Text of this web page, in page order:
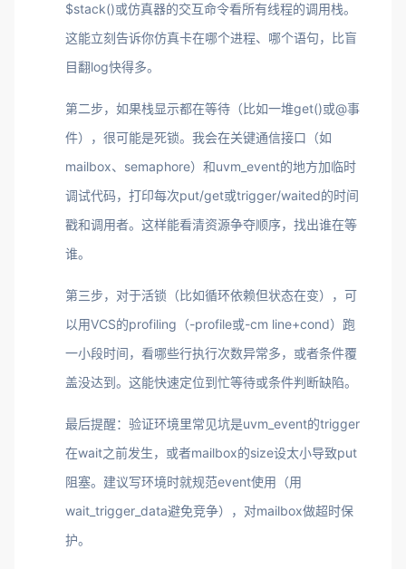
$stack()或仿真器的交互命令看所有线程的调用栈。
这能立刻告诉你仿真卡在哪个进程、哪个语句，比盲
目翻log快得多。
第二步，如果栈显示都在等待（比如一堆get()或@事
件），很可能是死锁。我会在关键通信接口（如
mailbox、semaphore）和uvm_event的地方加临时
调试代码，打印每次put/get或trigger/waited的时间
戳和调用者。这样能看清资源争夺顺序，找出谁在等
谁。
第三步，对于活锁（比如循环依赖但状态在变），可
以用VCS的profiling（-profile或-cm line+cond）跑
一小段时间，看哪些行执行次数异常多，或者条件覆
盖没达到。这能快速定位到忙等待或条件判断缺陷。
最后提醒：验证环境里常见坑是uvm_event的trigger
在wait之前发生，或者mailbox的size设太小导致put
阻塞。建议写环境时就规范event使用（用
wait_trigger_data避免竞争），对mailbox做超时保
护。